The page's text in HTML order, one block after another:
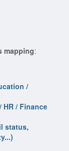
mapping:
/
/ Finance
status,